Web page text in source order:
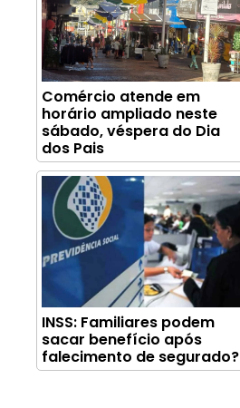
Comércio atende em
horário ampliado neste
sábado, véspera do Dia
dos Pais
INSS: Familiares podem
sacar benefício após
falecimento de segurado?